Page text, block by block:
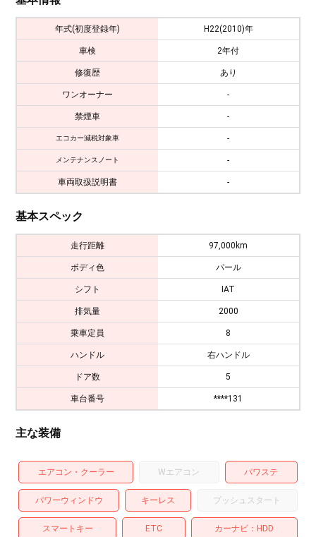
年式(初度登録年) H22(2010)年
車検 2年付
修復歴 あり
ワンオーナー -
禁煙車 -
エコカー減税対象車 -
メンテナンスノート -
車両取扱説明書 -
基本スペック
走行距離 97,000km
ボディ色 パール
シフト IAT
排気量 2000
乗車定員 8
ハンドル 右ハンドル
ドア数 5
車台番号 ****131
主な装備
エアコン・クーラー Wエアコン パワステ
パワーウィンドウ キーレス プッシュスタート
スマートキー ETC カーナビ HDD